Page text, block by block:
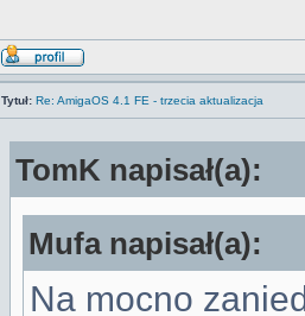
Tytuł: Re: AmigaOS 4.1 FE - trzecia aktualizacja
TomK napisał(a):
Mufa napisał(a):
Na mocno